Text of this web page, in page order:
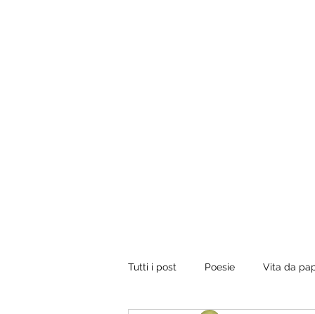
Tutti i post Poesie Vita da